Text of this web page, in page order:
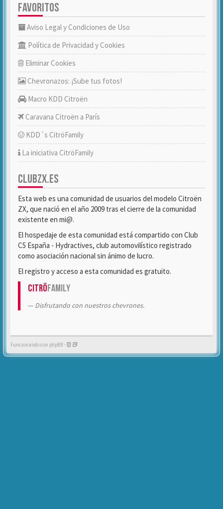
FAVORITOS
Aviso Legal y Condiciones de Uso
Política de Privacidad y Cookies
Eliminar Cookies
Chevronazos: ¡Sube tus fotos!
Macro KDD Citroën
Caravana Citroën a París
KDD´s CitröFamily
La iniciativa CitröFamily
CLUBZX.ES
Esta web es una comunidad de usuarios del modelo Citroën
ZX, que nació en el año 2009 tras el cierre de la comunidad
existente en mi@.
El hospedaje de esta comunidad está compartido con Club
C5 España - Hydractives, club automovilístico registrado
como asociación nacional sin ánimo de lucro.
El registro y acceso a esta comunidad es gratuito.
CitröFamily
Disfrutando con nuestros chevrones.
Funcionando con phpBB -